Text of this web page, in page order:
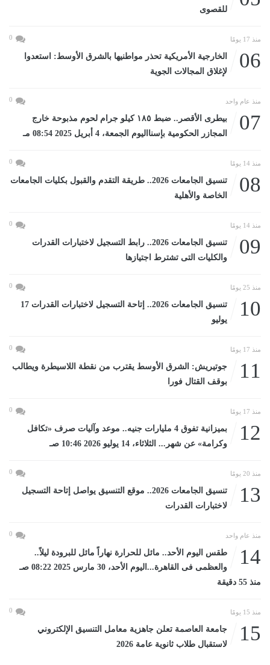
للقصوى
منذ 17 يومًا 0
06
الخارجية الأمريكية تحذر مواطنيها بالشرق الأوسط: استعدوا
لإغلاق المجالات الجوية
منذ عام واحد 0
07
بيطرى الأقصر.. ضبط ١٨٥ كيلو جرام لحوم مذبوحة خارج
المجازر الحكومية بإسنااليوم الجمعة، 4 أبريل 2025 08:54 مـ
منذ 14 يومًا 0
08
تنسيق الجامعات 2026.. طريقة التقدم والقبول بكليات الجامعات
الخاصة والأهلية
منذ 14 يومًا 0
09
تنسيق الجامعات 2026.. رابط التسجيل لاختبارات القدرات
والكليات التى تشترط اجتيازها
منذ 25 يومًا 0
10
تنسيق الجامعات 2026.. إتاحة التسجيل لاختبارات القدرات 17
يوليو
منذ 17 يومًا 0
11
جوتيريش: الشرق الأوسط يقترب من نقطة اللاسيطرة ويطالب
بوقف القتال فورا
منذ 17 يومًا 0
12
بميزانية تفوق 4 مليارات جنيه.. موعد وآليات صرف «تكافل
وكرامة» عن شهر... الثلاثاء، 14 يوليو 2026 10:46 صـ
منذ 20 يومًا 0
13
تنسيق الجامعات 2026.. موقع التنسيق يواصل إتاحة التسجيل
لاختبارات القدرات
منذ عام واحد 0
14
طقس اليوم الأحد.. مائل للحرارة نهاراً مائل للبرودة ليلاً..
والعظمى فى القاهرة...اليوم الأحد، 30 مارس 2025 08:22 صـ
منذ 55 دقيقة
منذ 15 يومًا 0
15
جامعة العاصمة تعلن جاهزية معامل التنسيق الإلكتروني
لاستقبال طلاب ثانوية عامة 2026